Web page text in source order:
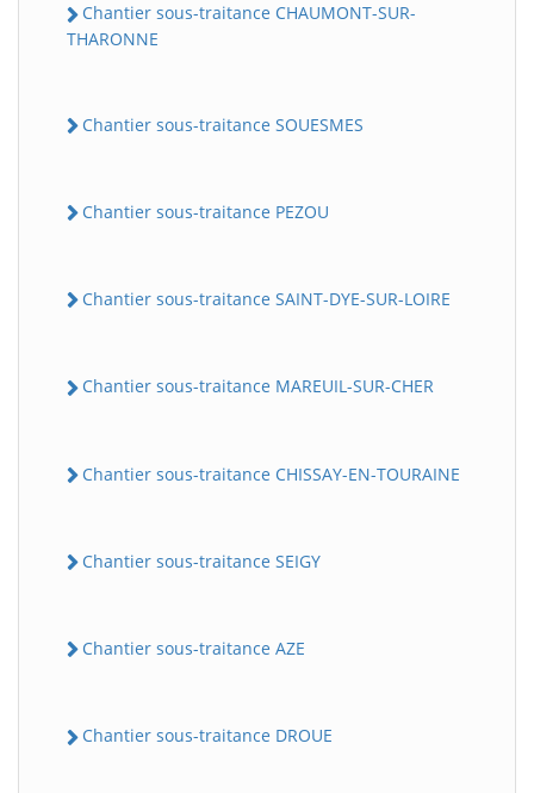
Chantier sous-traitance CHAUMONT-SUR-
THARONNE
Chantier sous-traitance SOUESMES
Chantier sous-traitance PEZOU
Chantier sous-traitance SAINT-DYE-SUR-LOIRE
Chantier sous-traitance MAREUIL-SUR-CHER
Chantier sous-traitance CHISSAY-EN-TOURAINE
Chantier sous-traitance SEIGY
Chantier sous-traitance AZE
Chantier sous-traitance DROUE